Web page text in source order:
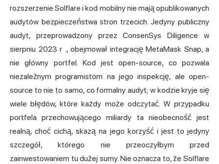
rozszerzenie Solflare i kod mobilny nie mają opublikowanych
audytów bezpieczeństwa stron trzecich. Jedyny publiczny
audyt, przeprowadzony przez ConsenSys Diligence w
sierpniu 2023 r ., obejmował integrację MetaMask Snap, a
nie główny portfel. Kod jest open-source, co pozwala
niezależnym programistom na jego inspekcję, ale open-
source to nie to samo, co formalny audyt; w kodzie kryje się
wiele błędów, które każdy może odczytać. W przypadku
portfela przechowującego miliardy ta nieobecność jest
realną, choć cichą, skazą na jego korzyść i jest to jedyny
szczegół, którego nie przeoczyłbym przed
zainwestowaniem tu dużej sumy. Nie oznacza to, że Solflare